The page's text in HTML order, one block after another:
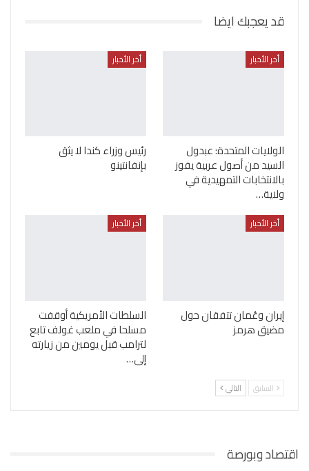
قد يعجبك ايضا
أخر الأخبار
الولايات المتحدة: عبدول
السيد من أصول عربية يفوز
بالانتخابات التمهيدية في
ولاية…
أخر الأخبار
رئيس وزراء كندا لا يثق
بإنفانتينو
أخر الأخبار
إيران وعُمان تتفقان حول
مضيق هرمز
أخر الأخبار
السلطات الأمريكية أوقفت
مسلحا في ملعب غولف تابع
لترامب قبل يومين من زيارته
إلى…
السابق التالي
اقتصاد وبورصة